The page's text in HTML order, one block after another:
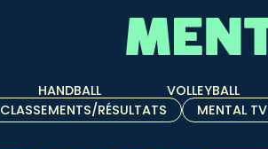
HANDBALL VOLLEYBALL
CLASSEMENTS/RÉSULTATS
MENTAL TV